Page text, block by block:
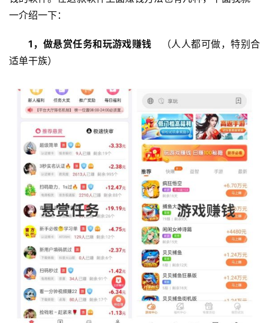
一介绍一下：
1，做悬赏任务和玩游戏赚钱
   （人人都可做，特别合
适单干族）